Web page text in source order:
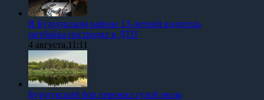
В Бузулукском районе 13-летний водитель
питбайка пострадал в ДТП
4 августа,11:11
Бузулукский бор пережил сухой июль